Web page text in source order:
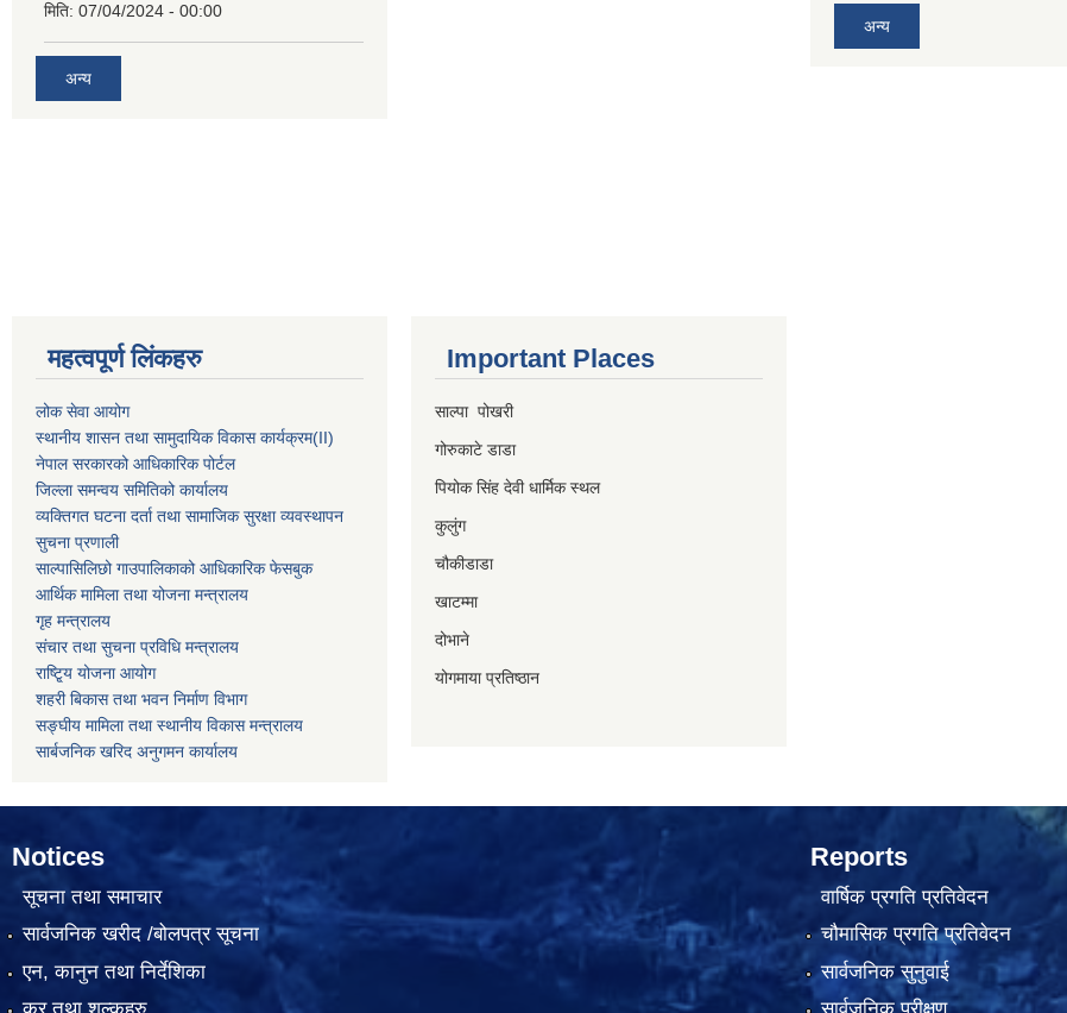
मिति: 07/04/2024 - 00:00
अन्य
अन्य
महत्वपूर्ण लिंकहरु
लोक सेवा आयोग
स्थानीय शासन तथा सामुदायिक विकास कार्यक्रम(II)
नेपाल सरकारको आधिकारिक पोर्टल
जिल्ला समन्वय समितिको कार्यालय
व्यक्तिगत घटना दर्ता तथा सामाजिक सुरक्षा व्यवस्थापन
सुचना प्रणाली
साल्पासिलिछो गाउपालिकाको आधिकारिक फेसबुक
आर्थिक मामिला तथा योजना मन्त्रालय
गृह मन्त्रालय
संचार तथा सुचना प्रविधि मन्त्रालय
राष्टि्ृय योजना आयोग
शहरी बिकास तथा भवन निर्माण विभाग
सङ्घीय मामिला तथा स्थानीय विकास मन्त्रालय
सार्बजनिक खरिद अनुगमन कार्यालय
Important Places
साल्पा पोखरी
गोरुकाटे डाडा
पियोक सिंह देवी धार्मिक स्थल
कुलुंग
चौकीडाडा
खाटम्मा
दोभाने
योगमाया प्रतिष्ठान
Notices
सूचना तथा समाचार
सार्वजनिक खरीद /बोलपत्र सूचना
एन, कानुन तथा निर्देशिका
Reports
वार्षिक प्रगति प्रतिवेदन
चौमासिक प्रगति प्रतिवेदन
सार्वजनिक सुनुवाई